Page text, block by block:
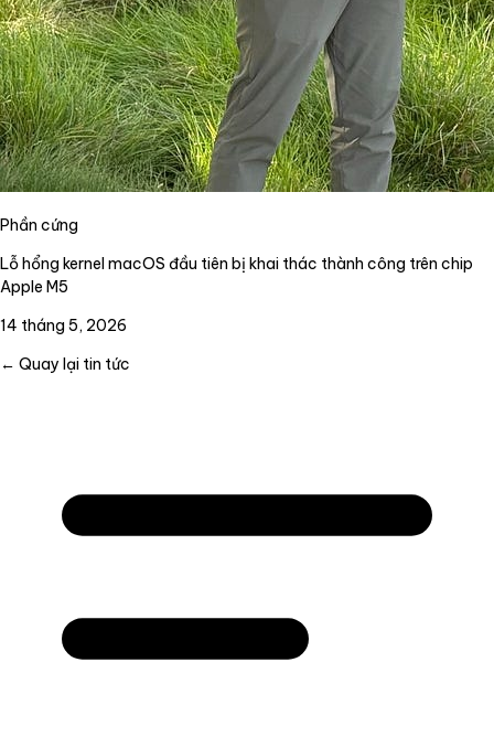
Phần cứng
Lỗ hổng kernel macOS đầu tiên bị khai thác thành công trên chip
Apple M5
14 tháng 5, 2026
← Quay lại tin tức